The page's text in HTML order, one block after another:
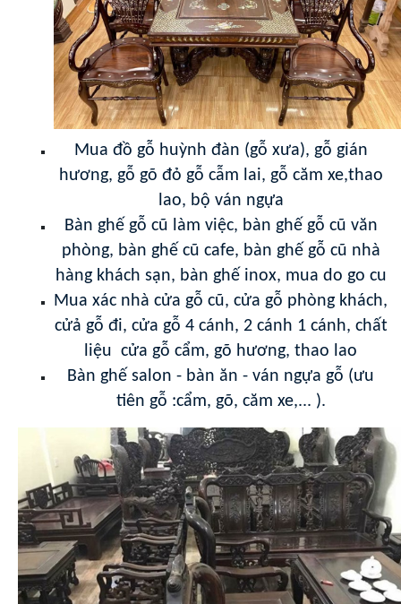
Mua đồ gỗ huỳnh đàn (gỗ xưa), gỗ gián
hương, gỗ gõ đỏ gỗ cẫm lai, gỗ căm xe,thao
lao, bộ ván ngựa
Bàn ghế gỗ cũ làm việc, bàn ghế gỗ cũ văn
phòng, bàn ghế cũ cafe, bàn ghế gỗ cũ nhà
hàng khách sạn, bàn ghế inox, mua do go cu
Mua xác nhà cửa gỗ cũ, cửa gỗ phòng khách,
cửả gỗ đi, cửa gỗ 4 cánh, 2 cánh 1 cánh, chất
liệu cửa gỗ cẩm, gõ hương, thao lao
Bàn ghế salon - bàn ăn - ván ngựa gỗ (ưu
tiên gỗ :cẩm, gõ, căm xe,... ).